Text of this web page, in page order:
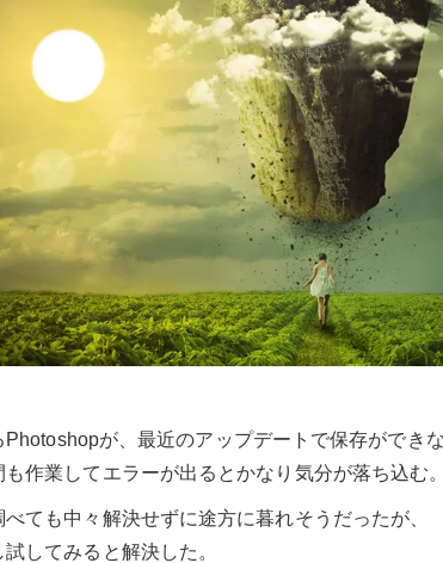
が、最近のアップデートで保存ができ
作業してエラーが出るとかなり気分が落ち込む。
ても中々解決せずに途方に暮れそうだったが、
してみると解決した。